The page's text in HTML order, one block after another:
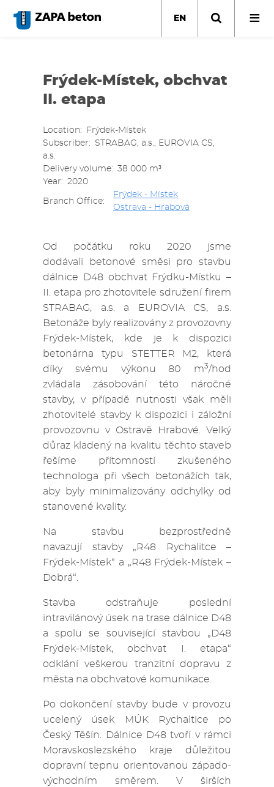
main
EN
Frýdek-Místek, obchvat
II. etapa
Location
Frýdek-Místek
Subscriber
STRABAG, a.s., EUROVIA CS,
a.s.
Delivery volume
38 000 m³
Year
2020
Branch Office
Frýdek - Místek
Ostrava - Hrabová
Od počátku roku 2020 jsme
dodávali betonové směsi pro stavbu
dálnice D48 obchvat Frýdku-Místku –
II. etapa pro zhotovitele sdružení firem
STRABAG, a.s. a EUROVIA CS, a.s.
Betonáže byly realizovány z provozovny
Frýdek-Místek, kde je k dispozici
betonárna typu STETTER M2, která
díky svému výkonu 80 m3/hod
zvládala zásobování této náročné
stavby, v případě nutnosti však měli
zhotovitelé stavby k dispozici i záložní
provozovnu v Ostravě Hrabové. Velký
důraz kladený na kvalitu těchto staveb
řešíme přítomností zkušeného
technologa při všech betonážích tak,
aby byly minimalizovány odchylky od
stanovené kvality.
Na stavbu bezprostředně
navazují stavby „R48 Rychalitce –
Frýdek-Místek“ a „R48 Frýdek-Místek –
Dobrá“.
Stavba odstraňuje poslední
intravilánový úsek na trase dálnice D48
a spolu se související stavbou „D48
Frýdek-Místek, obchvat I. etapa“
odklání veškerou tranzitní dopravu z
města na obchvatové komunikace.
Po dokončení stavby bude v provozu
ucelený úsek MÚK Rychaltice po
Český Těšín. Dálnice D48 tvoří v rámci
Moravskoslezského kraje důležitou
dopravní tepnu orientovanou západo-
východním směrem. V širších